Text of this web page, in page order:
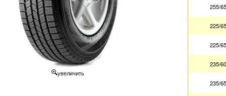
увеличить
255/
225/
225/
235/
235/